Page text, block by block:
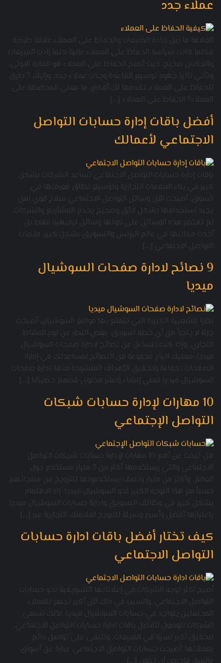
عملاء جدد
العلاقة ما بين زيادة المبيعات والحفاظ على العملاء علاقة طردية
فكلما كانت سياسة الحفاظ على العملاء عالية كلما زادت المبيعات
والعكس صحيح، حيث أصبح الحفاظ على العملاء هو الغاية الاولى
وتأتي ثانيا جهود توسيع القاعدة وجذب عملاء جدد. وإليك 7 طرق
للحفاظ على العملاء. تقدمها لك أفكارز. ما معنى المحافظة على
العملاء؟ الحفاظ على العملاء […]
أفضل باقات إدارة حسابات التواصل
الاجتماعي لأعمالك
باقات إدارة حسابات التواصل الاجتماعي تساعد الشركات بشكل
كبير في بناء العلامات التجارية وتوسيع نطاق معرفتها في
السوق، أصبحت الآن وسائل التواصل الاجتماعي سلاح قوي لمن
يجيد استخدامها بشكل لائق وصحيح يخدم المشاريع والشركات،
لم تقتصر هذه الوسائل على كونها وسائل ترفيهية فقط بل
أخذت مكانتها في عالم البزنس والتسويق بشكل كبير. منصات
التواصل الاجتماعي […]
9 نصائح لادارة صفحات السوشيال
ميديا
نظرًا للشعبية الكبيرة التي تتمتع بها مواقع السوشيال، أصبحت
جزءًا لا يتجزأ من أي خطة تسويق، بغض النظر عن نوع النشاط
التجاري، وإذا كنت تتساءل عن نصائح لادارة صفحات السوشيال
ميديا، فعليك اتباع مجموعة من النصائح لمساعدتك في إدارة
الصفحات بكفاءة وتحقيق الأهداف المنشودة منها. ادارة صفحات
السوشيال ميديا تعني إنشاء ونشر محتوى مُصمم خصيصًا […]
10 مهارات لإدارة حسابات شبكات
التواصل الإجتماعي
هل تبحث عن أهم 10 مهارات لإدارة حسابات شبكات التواصل
الاجتماعي والتي يستخدمها أكثر من 3 مليار مستخدم حول
العالم، وأكثر من مليار ونصف يستخدمونها للترويج عن منتجاتهم.
حسناً مع هذا التوجه الكبير نحو السوشيال ميديا. زاد الاهتمام
بشكل كبير في وظائف التسويق وادارة حسابات السوشيال ميديا.
باعتبارها أفضل وأسرع وسيلة للترويج لعلامتك التجارية عبر […]
كيف تختار أفضل باقات ادارة حسابات
التواصل الاجتماعي
أصبح أكثر توجه الشركات في إعلاناتها التسويقية نحو حسابات
التواصل الاجتماعي، والسبب في ذلك لأن أكبر تجمع للعملاء
المحتملين يتواجد في حسابات السوشيال ميديا. لذلك تسعى
الشركات للوصول لأفضل باقات ادارة حسابات التواصل الاجتماعي،
لتحقيق أكبر نسبة في المبيعات، ولتبقى على تواصل دائم
بعملائها. أصبحت حسابات التواصل الاجتماعي عبارة عن أسواق